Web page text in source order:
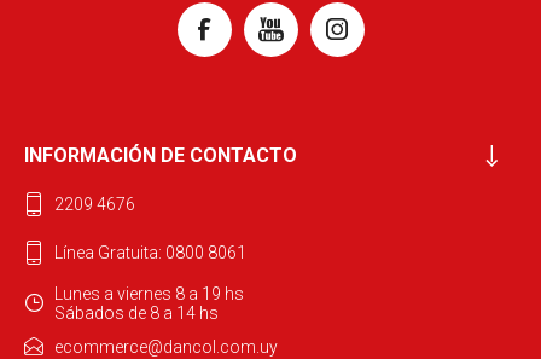
INFORMACIÓN DE CONTACTO
2209 4676
Línea Gratuita: 0800 8061
Lunes a viernes 8 a 19 hs
Sábados de 8 a 14 hs
ecommerce@dancol.com.uy